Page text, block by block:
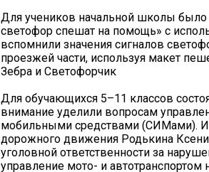
Для учеников начальной школы было
светофор спешат на помощь» с
вспомнили значения сигналов
проезжей части, используя макет
Зебра и Светофорчик️
Для обучающихся 5–11 классов
внимание уделили вопросам
мобильными средствами (СИМами).
дорожного движения Родькина
уголовной ответственности за
управление мото- и